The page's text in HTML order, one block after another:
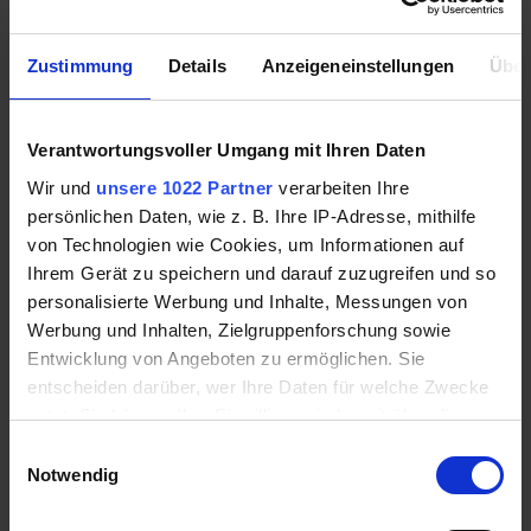
Zustimmung Details Anzeigeneinstellungen
Verantwortungsvoller Umgang mit Ihren Daten
Wir und unsere 1022 Partner verarbeiten Ihre
persönlichen Daten, wie z. B. Ihre IP-Adresse, mithilfe
von Technologien wie Cookies, um Informationen auf
Ihrem Gerät zu speichern und darauf zuzugreifen und so
personalisierte Werbung und Inhalte, Messungen von
Werbung und Inhalten, Zielgruppenforschung sowie
Entwicklung von Angeboten zu ermöglichen. Sie
entscheiden darüber, wer Ihre Daten für welche Zwecke
nutzt. Sie können Ihre Einwilligung jederzeit über die
Trigger Symbol ändern oder widerrufen
Notwendig
jobs@vexcash.com
Vexcash bietet ganzjährig Praktika für Studierende.
Motivation können am Auswahlwettbewerb für
Praktikumsprogramme teilnehmen.
Erfolgreiche Kandidaten beteiligen sich an den
Praktikumsprogrammen, die sowohl eine
theoretische Ausbildung als auch einen praktischen
Teil in verschiedenen Bereichen des Unternehmens
anbieten.
Erfolgreiche Studenten können Stellenangebote von
einer der am Praktikumsprogramm beteiligten